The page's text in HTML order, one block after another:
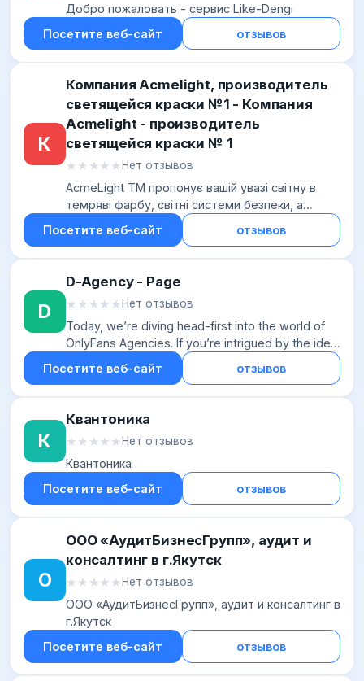
Добро пожаловать - сервис Like-Dengi
Посетите веб-сайт
отзывов
К
Компания Acmelight, производитель
светящейся краски №1 - Компания
Acmelight - производитель
светящейся краски № 1
★★★★★
★★★★★ Нет отзывов
AcmeLight TM пропонує вашій увазі світну в
темряві фарбу, світні системи безпеки, а
також світну продукцію для будівництва,
дизайну, реклами
Посетите веб-сайт отзывов
D
D-Agency - Page
★★★★★
★★★★★Нет отзывов
Today, we’re diving head-first into the world of
OnlyFans Agencies. If you’re intrigued by the idea
of starting a business around this platform, or
simply interested in l...
Посетите веб-сайт отзывов
К
Квантоника
★★★★★
★★★★★ Нет отзывов
Квантоника
Посетите веб-сайт
отзывов
О
ООО «АудитБизнесГрупп», аудит и
консалтинг в г.Якутск
★★★★★
★★★★★ Нет отзывов
ООО «АудитБизнесГрупп», аудит и консалтинг в
г.Якутск
Посетите веб-сайт
отзывов